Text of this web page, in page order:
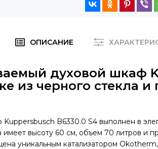
ОПИСАНИЕ
духовой шкаф
из черного стекла
B6330.0 S4 выполнен в
имеет высоту 60 см, объем 70 литров и
уникальным катализатором